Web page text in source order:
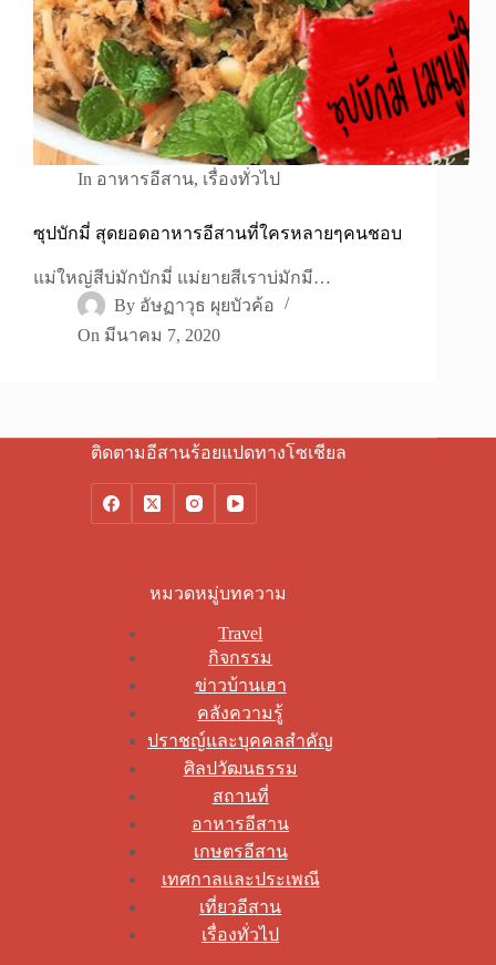
In อาหารอีสาน, เรื่องทั่วไป
ซุปบักมี่ สุดยอดอาหารอีสานที่ใครหลายๆคนชอบ
แม่ใหญ่สีบ่มักบักมี่ แม่ยายสีเราบ่มักมี…
By อัษฏาวุธ ผุยบัวค้อ
On มีนาคม 7, 2020
ติดตามอีสานร้อยแปดทางโซเชียล
หมวดหมู่บทความ
Travel
กิจกรรม
ข่าวบ้านเฮา
คลังความรู้
ปราชญ์และบุคคลสำคัญ
ศิลปวัฒนธรรม
สถานที่
อาหารอีสาน
เกษตรอีสาน
เทศกาลและประเพณี
เที่ยวอีสาน
เรื่องทั่วไป